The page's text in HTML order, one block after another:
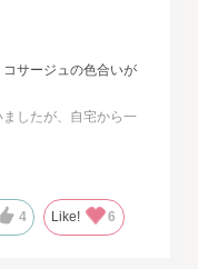
サージュの色合いが
したが、自宅から一
と検討することがで
利だと思いました。
4 Like! 6